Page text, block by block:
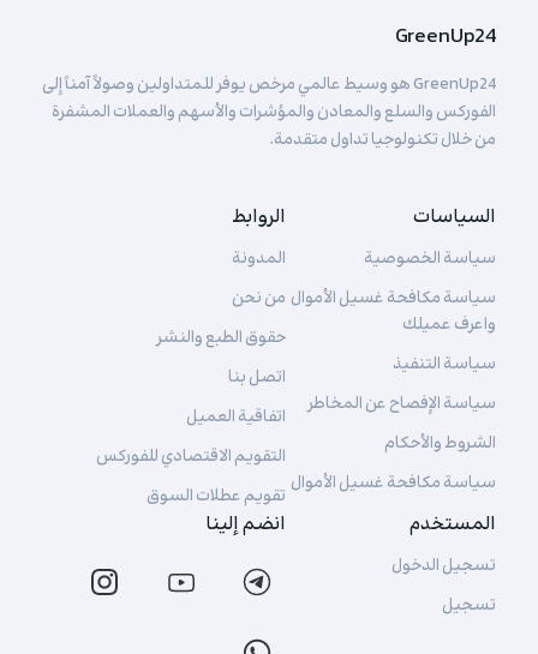
GreenUp24
GreenUp24 هو وسيط عالمي مرخص يوفر للمتداولين وصولاً آمناً إلى
الفوركس والسلع والمعادن والمؤشرات والأسهم والعملات المشفرة
من خلال تكنولوجيا تداول متقدمة.
السياسات
سياسة الخصوصية
سياسة مكافحة غسيل الأموال
واعرف عميلك
سياسة التنفيذ
سياسة الإفصاح عن المخاطر
الشروط والأحكام
سياسة مكافحة غسيل الأموال
الروابط
المدونة
من نحن
حقوق الطبع والنشر
اتصل بنا
اتفاقية العميل
التقويم الاقتصادي للفوركس
تقويم عطلات السوق
المستخدم
تسجيل الدخول
تسجيل
انضم إلينا